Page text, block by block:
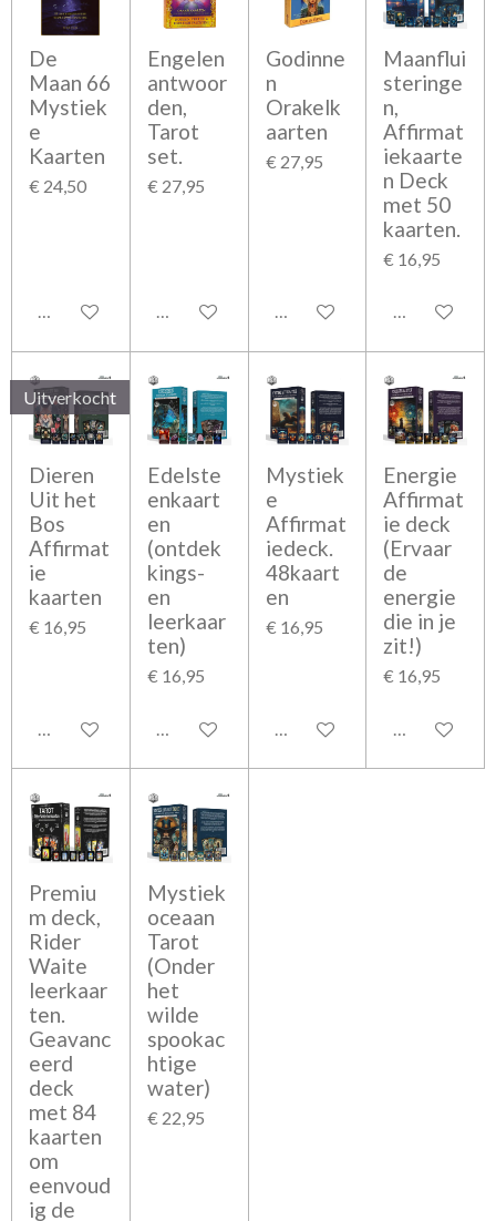
De
Maan 66
Mystiek
e
Kaarten
€ 24,50
In winkelwagen
Engelen
antwoor
den,
Tarot
set.
€ 27,95
Houd mij op de hoogte
Godinne
n
Orakelk
aarten
€ 27,95
In winkelwagen
Maanflui
steringe
n,
Affirmat
iekaarte
n Deck
met 50
kaarten.
€ 16,95
In
Uitverkocht
Dieren
Uit het
Bos
Affirmat
ie
kaarten
€ 16,95
Houd mij op de hoogte
Edelste
enkaart
en
(ontdek
kings-
en
leerkaar
ten)
€ 16,95
In winkelwagen
Mystiek
e
Affirmat
iedeck.
48kaart
en
€ 16,95
In winkelwagen
Energie
Affirmat
ie deck
(Ervaar
de
energie
die in je
zit!)
€ 16,95
In
Premiu
m deck,
Rider
Waite
leerkaar
ten.
Geavanc
eerd
deck
met 84
kaarten
om
eenvoud
ig de
Mystiek
oceaan
Tarot
(Onder
het
wilde
spookac
htige
water)
€ 22,95